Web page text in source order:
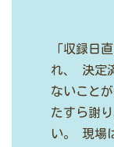
「収録日
れ、
決定
ないこと
たすら謝
い。
現場